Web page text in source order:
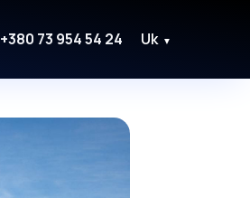
+380 73 954 54 24 Uk ▼